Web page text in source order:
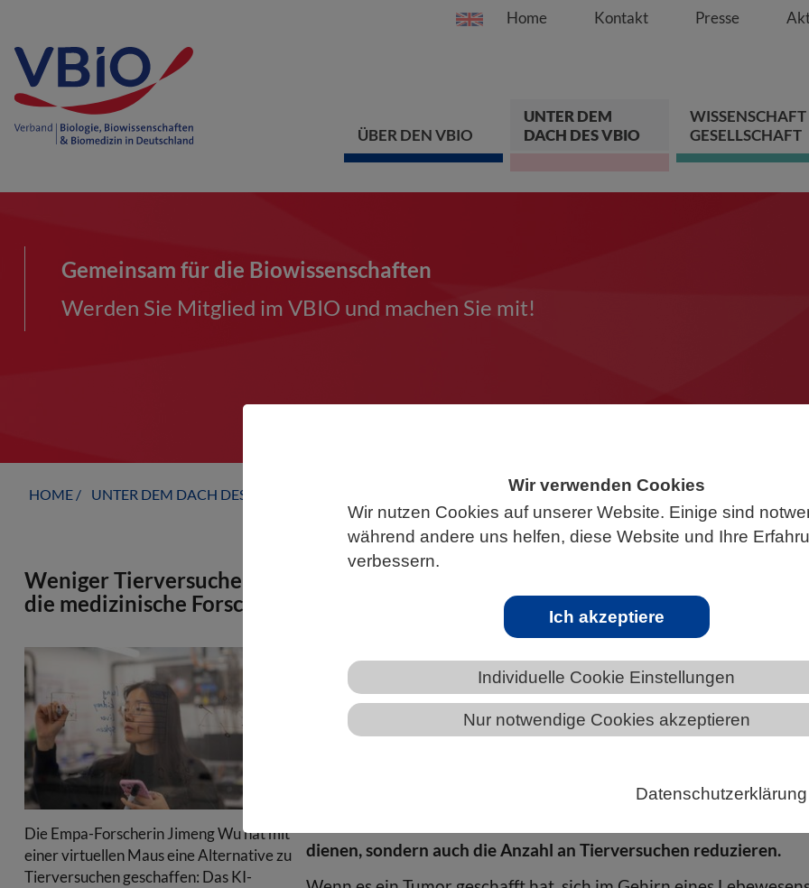
Wir verwenden Cookies
Wir nutzen Cookies auf unserer Website. Einige sind
während andere uns helfen, diese Website und Ihre
verbessern.
Ich akzeptiere
Individuelle Cookie Einstellungen
Nur notwendige Cookies akzeptieren
Datenschutzerklärung
Springe direkt zu:
Zum Hauptinhalt
Zur Hauptnavigation
Zur Footer-
Home Kontakt Presse
ÜBER DEN VBIO
UNTER DEM
DACH DES VBIO
GESELLSCHAFT
Gemeinsam für die Biowissenschaften
Werden Sie Mitglied im VBIO und machen Sie mit!
HOME UNTER DEM DACH DES VBIO BREMEN NEWS AUS BREMEN
Weniger Tierversuche dank virtueller Maus: KI-unterstütztes in silico-
die medizinische Forschung
Die Empa-Forscherin Jimeng Wu hat mit
einer virtuellen Maus eine Alternative zu
Tierversuchen geschaffen: Das KI-
Künstliche Intelligenz (KI) kann Leben retten. Zumindest
Mäuseleben. Empa-Forschende haben ein KI-gestütztes
Computermodell einer Labormaus entwickelt, das mithilfe von
maschinellem Lernen voraussagen kann, wie sich verschiedene
«Safe and Sustainable by Design»-Prinzip kann das Modell künftig
dienen, sondern auch die Anzahl an Tierversuchen reduzieren.